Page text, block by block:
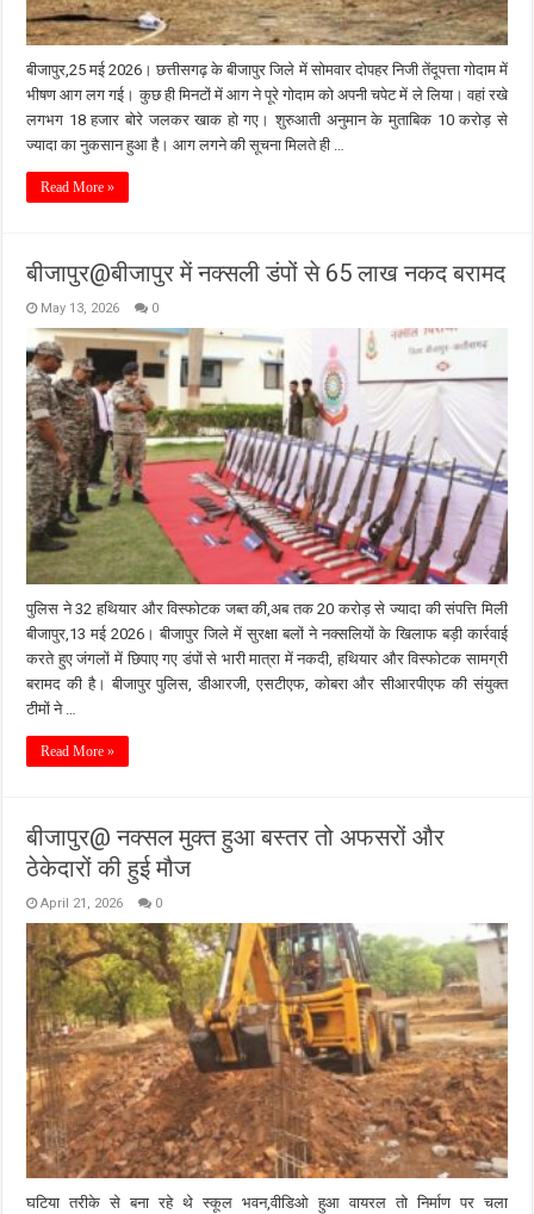
बीजापुर,25 मई 2026। छत्तीसगढ़ के बीजापुर जिले में सोमवार दोपहर निजी तेंदूपत्ता गोदाम में
भीषण आग लग गई। कुछ ही मिनटों में आग ने पूरे गोदाम को अपनी चपेट में ले लिया। वहां रखे
लगभग 18 हजार बोरे जलकर खाक हो गए। शुरुआती अनुमान के मुताबिक 10 करोड़ से
ज्यादा का नुकसान हुआ है। आग लगने की सूचना मिलते ही …
Read More »
बीजापुर@बीजापुर में नक्सली डंपों से 65 लाख नकद बरामद
May 13, 2026 0
पुलिस ने 32 हथियार और विस्फोटक जब्त की,अब तक 20 करोड़ से ज्यादा की संपत्ति मिली
बीजापुर,13 मई 2026। बीजापुर जिले में सुरक्षा बलों ने नक्सलियों के खिलाफ बड़ी कार्रवाई
करते हुए जंगलों में छिपाए गए डंपों से भारी मात्रा में नकदी, हथियार और विस्फोटक सामग्री
बरामद की है। बीजापुर पुलिस, डीआरजी, एसटीएफ, कोबरा और सीआरपीएफ की संयुक्त
टीमों ने …
Read More »
बीजापुर@ नक्सल मुक्त हुआ बस्तर तो अफसरों और
ठेकेदारों की हुई मौज
April 21, 2026 0
घटिया तरीके से बना रहे थे स्कूल भवन,वीडिओ हुआ वायरल तो निर्माण पर चला